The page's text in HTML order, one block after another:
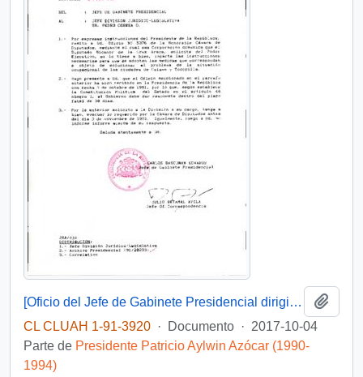
[Oficio del Jefe de Gabinete Presidencial dirigido al Jefe de la División Jurídico Legislativa referente a solicitud de Diputado]
CL CLUAH 1-91-3920 · Documento · 2017-10-04
Parte de Presidente Patricio Aylwin Azócar (1990-
1994)